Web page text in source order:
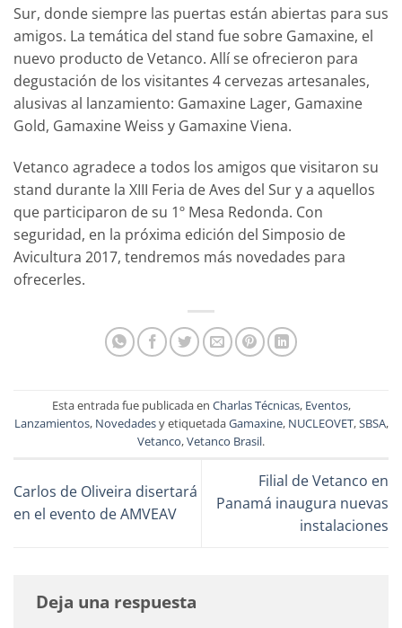
Sur, donde siempre las puertas están abiertas para sus
amigos. La temática del stand fue sobre Gamaxine, el
nuevo producto de Vetanco. Allí se ofrecieron para
degustación de los visitantes 4 cervezas artesanales,
alusivas al lanzamiento: Gamaxine Lager, Gamaxine
Gold, Gamaxine Weiss y Gamaxine Viena.
Vetanco agradece a todos los amigos que visitaron su
stand durante la XIII Feria de Aves del Sur y a aquellos
que participaron de su 1º Mesa Redonda. Con
seguridad, en la próxima edición del Simposio de
Avicultura 2017, tendremos más novedades para
ofrecerles.
Esta entrada fue publicada en Charlas Técnicas, Eventos,
Lanzamientos, Novedadesy etiquetadaGamaxine, NUCLEOVET,SBSA,
Vetanco,Vetanco Brasil.
Carlos de Oliveira disertará
en el evento de AMVEAV
Filial de Vetanco en
Panamá inaugura nuevas
instalaciones
Deja una respuesta